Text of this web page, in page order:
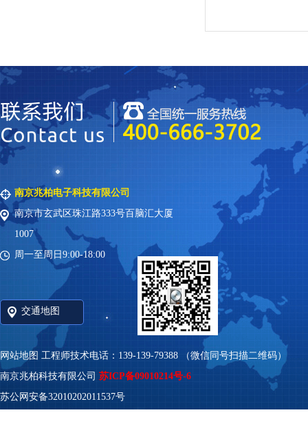
南京兆柏电子科技有限公司
南京市玄武区珠江路333号百脑汇大厦
1007
周一至周日9:00-18:00
交通地图
网站地图 工程师技术电话：139-139-79388 （微信同号扫描二维码）
南京兆柏科技有限公司 苏ICP备09010214号-6
苏公网安备32010202011537号